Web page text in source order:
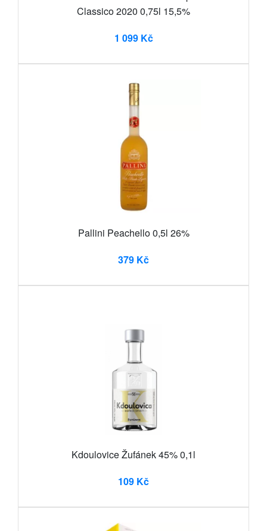
Classico 2020 0,75l 15,5%
1 099 Kč
Pallini Peachello 0,5l 26%
379 Kč
Kdoulovice Žufánek 45% 0,1l
109 Kč